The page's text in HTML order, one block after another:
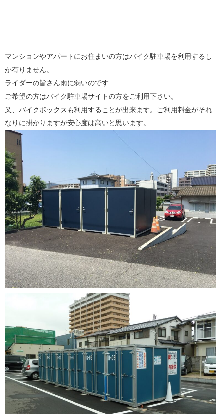
マンションやアパートにお住まいの方はバイク駐車場を利用するし
か有りません。
ライダーの皆さん雨に弱いのです
ご希望の方はバイク駐車場サイトの方をご利用下さい。
又、バイクボックスも利用することが出来ます。ご利用料金がそれ
なりに掛かりますが安心度は高いと思います。